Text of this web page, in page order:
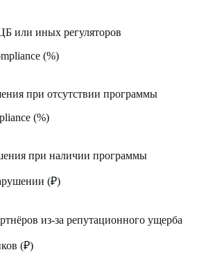
или иных регуляторов
(%)
при отсутствии программы
(%)
при наличии программы
(₽)
из-за репутационного ущерба
(₽)